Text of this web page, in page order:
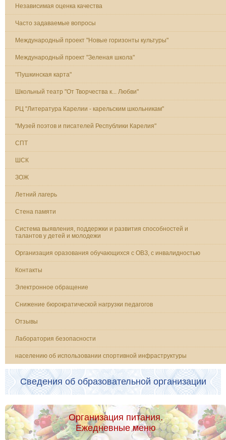
Независимая оценка качества
Часто задаваемые вопросы
Международный проект "Новые горизонты культуры"
Международный проект "Зеленая школа"
"Пушкинская карта"
Школьный театр "От Творчества к... Любви"
РЦ "Литература Карелии - карельским школьникам"
"Музей поэтов и писателей Республики Карелия"
СПТ
ШСК
ЗОЖ
Летний лагерь
Стена памяти
Система выявления, поддержки и развития способностей и
талантов у детей и молодежи
Организация оразования обучающихся с ОВЗ, с инвалидностью
Контакты
Электронное обращение
Снижение бюрократической нагрузки педагогов
Отзывы
Лаборатория безопасности
населению об использовании спортивной инфраструктуры
Сведения об образовательной организации
Организация питания.
Ежедневные меню